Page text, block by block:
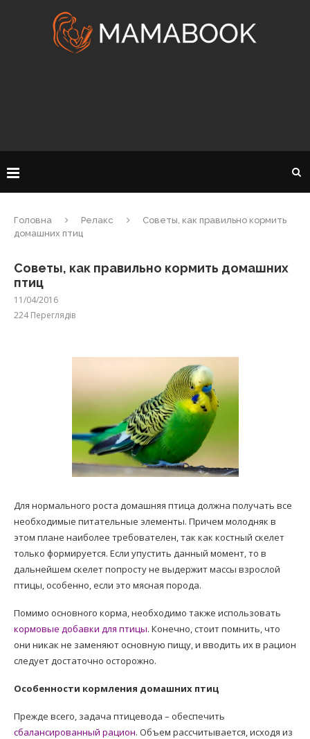
Головна Релакс
Советы, как правильно кормить
домашних птиц
Советы, как правильно кормить домашних
птиц
11/04/2016
224Переглядів
Для нормального роста домашняя птица должна получать все
необходимые питательные элементы. Причем молодняк в
этом плане наиболее требователен, так как костный скелет
только формируется. Если упустить данный момент, то в
дальнейшем скелет попросту не выдержит массы взрослой
птицы, особенно, если это мясная порода.
Помимо основного корма, необходимо также использовать
кормовые добавки для птицы. Конечно, стоит помнить, что
они никак не заменяют основную пищу, и вводить их в рацион
следует достаточно осторожно.
Особенности кормления домашних птиц
Прежде всего, задача птицевода – обеспечить
сбалансированный рацион. Объем рассчитывается, исходя из